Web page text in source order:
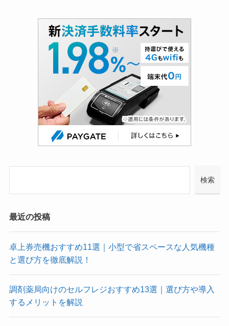
検索
最近の投稿
卓上券売機おすすめ11選｜小型で省スペースな人気機種
と選び方を徹底解説！
調剤薬局向けのセルフレジおすすめ13選｜選び方や導入
するメリットを解説